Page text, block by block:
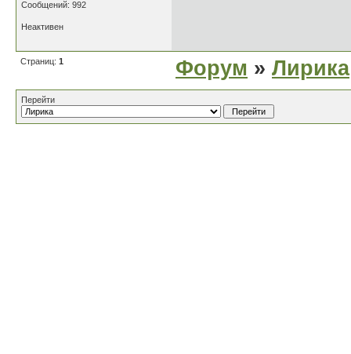
Сообщений: 992
Неактивен
Страниц: 1 Форум » Лирика
Перейти